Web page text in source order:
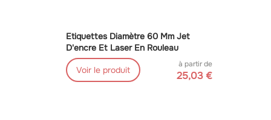
Etiquettes Diamètre 60 Mm Jet
D'encre Et Laser En Rouleau
Voir le produit
à partir de
25,03 €